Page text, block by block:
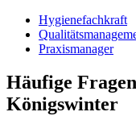
Hygienefachkraft
Praxismanager
Häufige
Königswinter